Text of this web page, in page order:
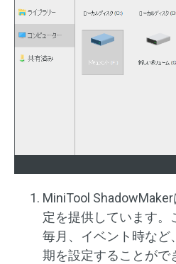
MiniTool ShadowMaker
定を提供しています。
毎月、イベント時など
期を設定することがで